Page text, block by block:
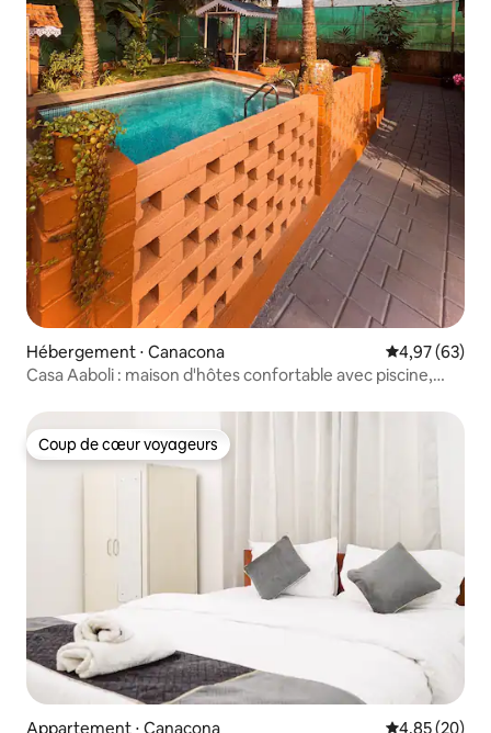
Hébergement ⋅ Canacona Évaluation
4,97 (63)
Casa Aaboli : maison d'hôtes confortable avec piscine,
Coup de cœur voyageurs
Coup de cœur voyageurs
Appartement ⋅ Canacona Évaluation
4,85 (20)